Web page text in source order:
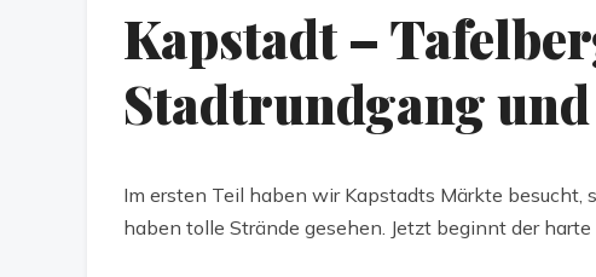
Kapstadt –
Stadtrundgang
Im ersten Teil haben wir Kapstadts Märkte
haben tolle Strände gesehen. Jetzt beginnt der